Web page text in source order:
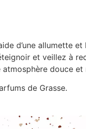
d’une allumette
et veillez à
douce
de Grasse.